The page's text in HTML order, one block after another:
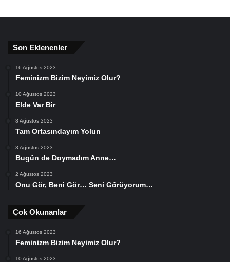
Son Eklenenler
16 Ağustos 2023
Feminizm Bizim Neyimiz Olur?
10 Ağustos 2023
Elde Var Bir
8 Ağustos 2023
Tam Ortasındayım Yolun
3 Ağustos 2023
Bugün de Doymadım Anne…
2 Ağustos 2023
Onu Gör, Beni Gör… Seni Görüyorum…
Çok Okunanlar
16 Ağustos 2023
Feminizm Bizim Neyimiz Olur?
10 Ağustos 2023